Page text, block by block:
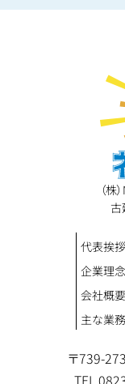
（
古
代表挨拶
企業理念
会社概要
主な業務
〒739-
TEL